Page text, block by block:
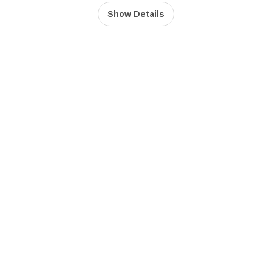
Show Details